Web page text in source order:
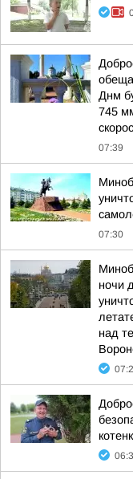
Днм
745
07:39
07:30
ночи
над